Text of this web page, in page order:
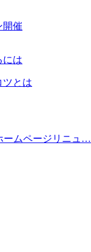
開催
ツとは
ームページリニュ…